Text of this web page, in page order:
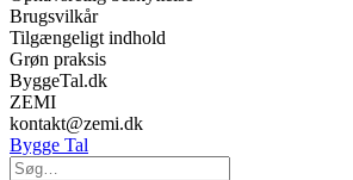
Brugsvilkår
Tilgængeligt indhold
Grøn praksis
ByggeTal.dk
ZEMI
kontakt@zemi.dk
Bygge Tal